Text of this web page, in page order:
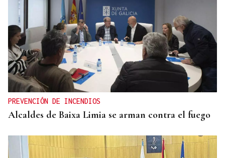
PREVENCIÓN DE INCENDIOS
Alcaldes de Baixa Limia se arman contra el fuego